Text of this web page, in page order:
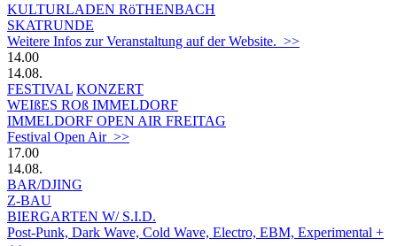
KULTURLADEN RöTHENBACH
SKATRUNDE
Weitere Infos zur Veranstaltung auf der Website. >>
14.00
14.08.
FESTIVAL KONZERT
WEIßES ROß IMMELDORF
IMMELDORF OPEN AIR FREITAG
Festival Open Air >>
17.00
14.08.
BAR/DJING
Z-BAU
BIERGARTEN W/ S.I.D.
Post-Punk, Dark Wave, Cold Wave, Electro, EBM, Experimental +